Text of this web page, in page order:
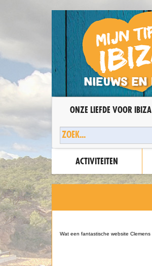
ONZE LIEFDE VOOR IBIZA
ACTIVITEITEN
Wat een fantastische website